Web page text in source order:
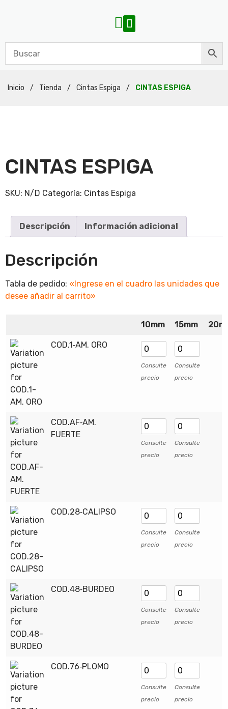
Inicio / Tienda / Cintas Espiga / CINTAS ESPIGA
CINTAS ESPIGA
SKU: N/D Categoría: Cintas Espiga
Descripción Información adicional
Descripción
Tabla de pedido: «Ingrese en el cuadro las unidades que
desee añadir al carrito»
10mm 15mm
COD.1‑AM. ORO
Consulte
precio
Consulte
precio
COD.AF‑AM.
FUERTE
Consulte
precio
Consulte
precio
COD.28‑CALIPSO
Consulte
precio
Consulte
precio
COD.48‑BURDEO
Consulte
precio
Consulte
precio
COD.76‑PLOMO
Consulte
precio
Consulte
precio